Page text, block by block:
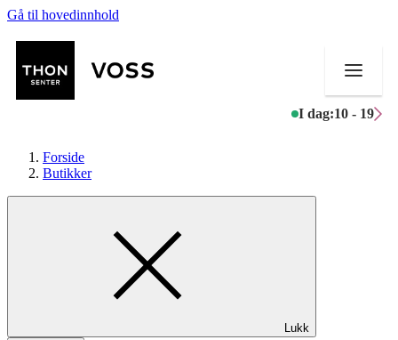
Gå til hovedinnhold
I dag:10 - 19
Mat og drikke
Forside
Butikker
Lukk